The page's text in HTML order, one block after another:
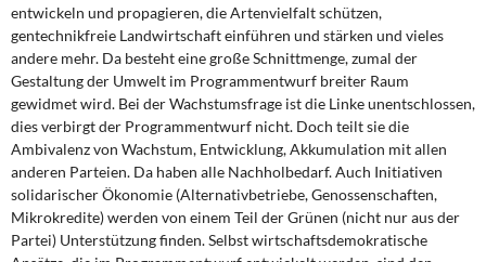
entwickeln und propagieren, die Artenvielfalt schützen,
gentechnikfreie Landwirtschaft einführen und stärken und vieles
andere mehr. Da besteht eine große Schnittmenge, zumal der
Gestaltung der Umwelt im Programmentwurf breiter Raum
gewidmet wird. Bei der Wachstumsfrage ist die Linke unentschlossen,
dies verbirgt der Programmentwurf nicht. Doch teilt sie die
Ambivalenz von Wachstum, Entwicklung, Akkumulation mit allen
anderen Parteien. Da haben alle Nachholbedarf. Auch Initiativen
solidarischer Ökonomie (Alternativbetriebe, Genossenschaften,
Mikrokredite) werden von einem Teil der Grünen (nicht nur aus der
Partei) Unterstützung finden. Selbst wirtschaftsdemokratische